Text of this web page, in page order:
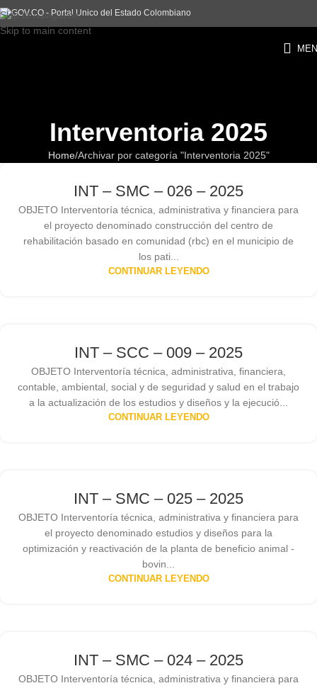
Skip to navigation
Skip to main content
Interventoria 2025
Home Archivar por categoría "Interventoria 2025"
INT – SMC – 026 – 2025
OBJETO Interventoría técnica, administrativa y financiera para
el proyecto denominado construcción del centro de
rehabilitación basado en comunidad (rbc) en el municipio de
los pati...
CONTINUAR LEYENDO
INT – SCC – 009 – 2025
OBJETO Interventoría técnica, administrativa, financiera,
contable, ambiental, social y de seguridad y salud en el trabajo
a la actualización de los estudios y diseños y la ejecució...
CONTINUAR LEYENDO
INT – SMC – 025 – 2025
OBJETO Interventoría técnica, administrativa y financiera para
el proyecto denominado estudios y diseños para la
optimización y reactivación de la planta de beneficio animal -
bovin...
CONTINUAR LEYENDO
INT – SMC – 024 – 2025
OBJETO Interventoría técnica, administrativa y financiera para